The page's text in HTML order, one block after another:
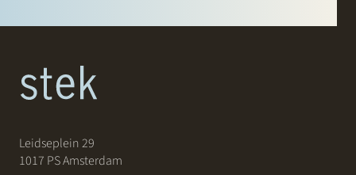
Leidseplein 29
1017 PS Amsterdam